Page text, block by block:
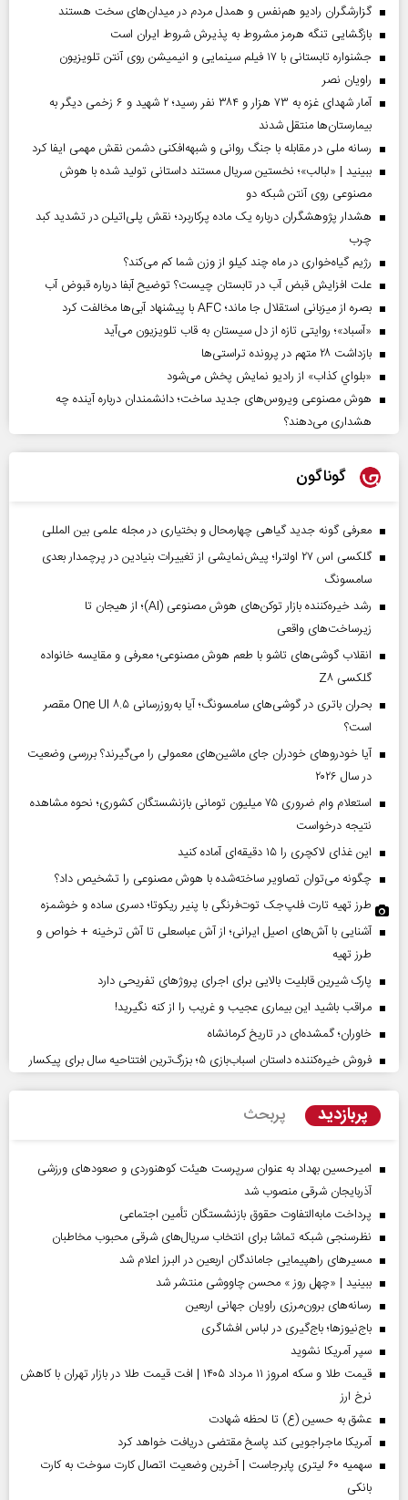
گزارشگران رادیو هم‌نفس و همدل مردم در میدان‌های سخت هستند
بازگشایی تنگه هرمز مشروط به پذیرش شروط ایران است
جشنواره تابستانی با ۱۷ فیلم سینمایی و انیمیشن روی آنتن تلویزیون
راویان نصر
آمار شهدای غزه به ۷۳ هزار و ۳۸۴ نفر رسید؛ ۲ شهید و ۶ زخمی دیگر به
بیمارستان‌ها منتقل شدند
رسانه ملی در مقابله با جنگ روانی و شبهه‌افکنی دشمن نقش مهمی ایفا کرد
ببینید | «لبالب»؛ نخستین سریال مستند داستانی تولید شده با هوش
مصنوعی روی آنتن شبکه دو
هشدار پژوهشگران درباره یک ماده پرکاربرد؛ نقش پلی‌اتیلن در تشدید کبد
چرب
رژیم گیاه‌خواری در ماه چند کیلو از وزن شما کم می‌کند؟
علت افزایش قبض آب در تابستان چیست؟ توضیح آبفا درباره قبوض آب
بصره از میزبانی استقلال جا ماند؛ AFC با پیشنهاد آبی‌ها مخالفت کرد
«آسباد»؛ روایتی تازه از دل سیستان به قاب تلویزیون می‌آید
بازداشت ۲۸ متهم در پرونده تراستی‌ها
«بلواي کذاب» از رادیو نمایش پخش می‌شود
هوش مصنوعی ویروس‌های جدید ساخت؛ دانشمندان درباره آینده چه
هشداری می‌دهند؟
گوناگون
معرفی گونه جدید گیاهی چهارمحال و بختیاری در مجله علمی بین المللی
گلکسی اس ۲۷ اولترا؛ پیش‌نمایشی از تغییرات بنیادین در پرچمدار بعدی
سامسونگ
رشد خیره‌کننده بازار توکن‌های هوش مصنوعی (AI)؛ از هیجان تا
زیرساخت‌های واقعی
انقلاب گوشی‌های تاشو‌ با طعم هوش مصنوعی؛ معرفی و مقایسه خانواده
گلکسی Z۸
بحران باتری در گوشی‌های سامسونگ؛ آیا به‌روزرسانی One UI ۸.۵ مقصر
است؟
آیا خودروهای خودران جای ماشین‌های معمولی را می‌گیرند؟ بررسی وضعیت
در سال ۲۰۲۶
استعلام وام ضروری ۷۵ میلیون تومانی بازنشستگان کشوری؛ نحوه مشاهده
نتیجه درخواست
این غذای لاکچری را ۱۵ دقیقه‌ای آماده کنید
چگونه می‌توان تصاویر ساخته‌شده با هوش مصنوعی را تشخیص داد؟
طرز تهیه تارت فلپ‌جک توت‌فرنگی با پنیر ریکوتا؛ دسری ساده و خوشمزه
آشنایی با آش‌های اصیل ایرانی؛ از آش عباسعلی تا آش ترخینه + خواص و
طرز تهیه
پارک شیرین قابلیت‌ بالایی برای اجرای پروژهای تفریحی دارد
مراقب باشید این بیماری عجیب و غریب را از کنه نگیرید!
خاوران؛ گمشده‌ای در تاریخ کرمانشاه
فروش خیره‌کننده داستان اسباب‌بازی ۵؛ بزرگ‌ترین افتتاحیه سال برای پیکسار
پربازدید پربحث
امیرحسین بهداد به عنوان سرپرست هیئت کوهنوردی و صعودهای ورزشی
آذربایجان شرقی منصوب شد
پرداخت مابه‌التفاوت حقوق بازنشستگان تأمین اجتماعی
نظرسنجی شبکه تماشا برای انتخاب سریال‌های شرقی محبوب مخاطبان
مسیر‌های راهپیمایی جاماندگان اربعین در البرز اعلام شد
ببینید | «چهل روز » محسن چاووشی منتشر شد
رسانه‌های برون‌مرزی راویان جهانی اربعین
باج‌نیوزها؛ باج‌گیری در لباس افشاگری
سپر آمریکا نشوید
قیمت طلا و سکه امروز ۱۱ مرداد ۱۴۰۵ | افت قیمت طلا در بازار تهران با کاهش
نرخ ارز
عشق به حسین (ع) تا لحظه شهادت
آمریکا ماجراجویی کند پاسخ مقتضی دریافت خواهد کرد
سهمیه ۶۰ لیتری پابرجاست | آخرین وضعیت اتصال کارت سوخت به کارت
بانکی